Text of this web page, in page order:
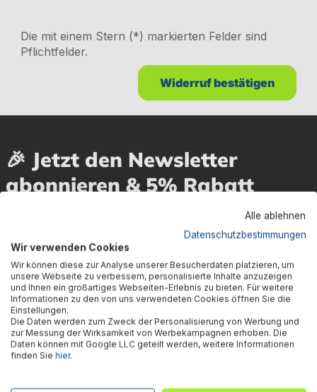
Die mit einem Stern (*) markierten Felder sind
Pflichtfelder.
Widerruf bestätigen
🎉 Jetzt den Newsletter
abonnieren & 5% Rabatt
Dein Vorteil wartet schon auf Dich: Mit der Anmeldung
zu unserem Newsletter erhältst Du sofort einen 5%-
Gutschein auf nicht reduzierte Ware für Deinen
nächsten Einkauf.
Vorname Nachname
Alle ablehnen
Datenschutzbestimmungen
Wir verwenden Cookies
Wir können diese zur Analyse unserer Besucherdaten platzieren, um
unsere Webseite zu verbessern, personalisierte Inhalte anzuzeigen
und Ihnen ein großartiges Webseiten-Erlebnis zu bieten. Für weitere
Informationen zu den von uns verwendeten Cookies öffnen Sie die
Einstellungen.
Die Daten werden zum Zweck der Personalisierung von Werbung und
zur Messung der Wirksamkeit von Werbekampagnen erhoben. Die
Daten können mit Google LLC geteilt werden, weitere Informationen
finden Sie hier.